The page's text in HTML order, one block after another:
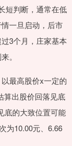
短判断，通常在低
一旦启动，后市
3个月，庄家基本
。
最高股价x一定的
算出股价回落见底
底的大致位置可能
为10.00元、6.66